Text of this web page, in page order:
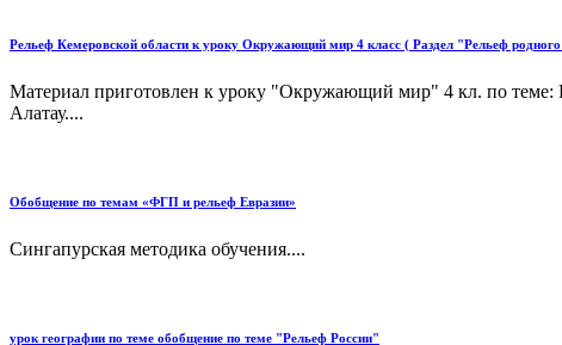
Рельеф Кемеровской области к уроку Окружающий мир 4 класс ( Раздел "Рельеф
Материал приготовлен к уроку "Окружающий мир" 4 кл. по теме:
Алатау....
Обобщение по темам «ФГП и рельеф Евразии»
Сингапурская методика обучения....
урок географии по теме обобщение по теме "Рельеф России"